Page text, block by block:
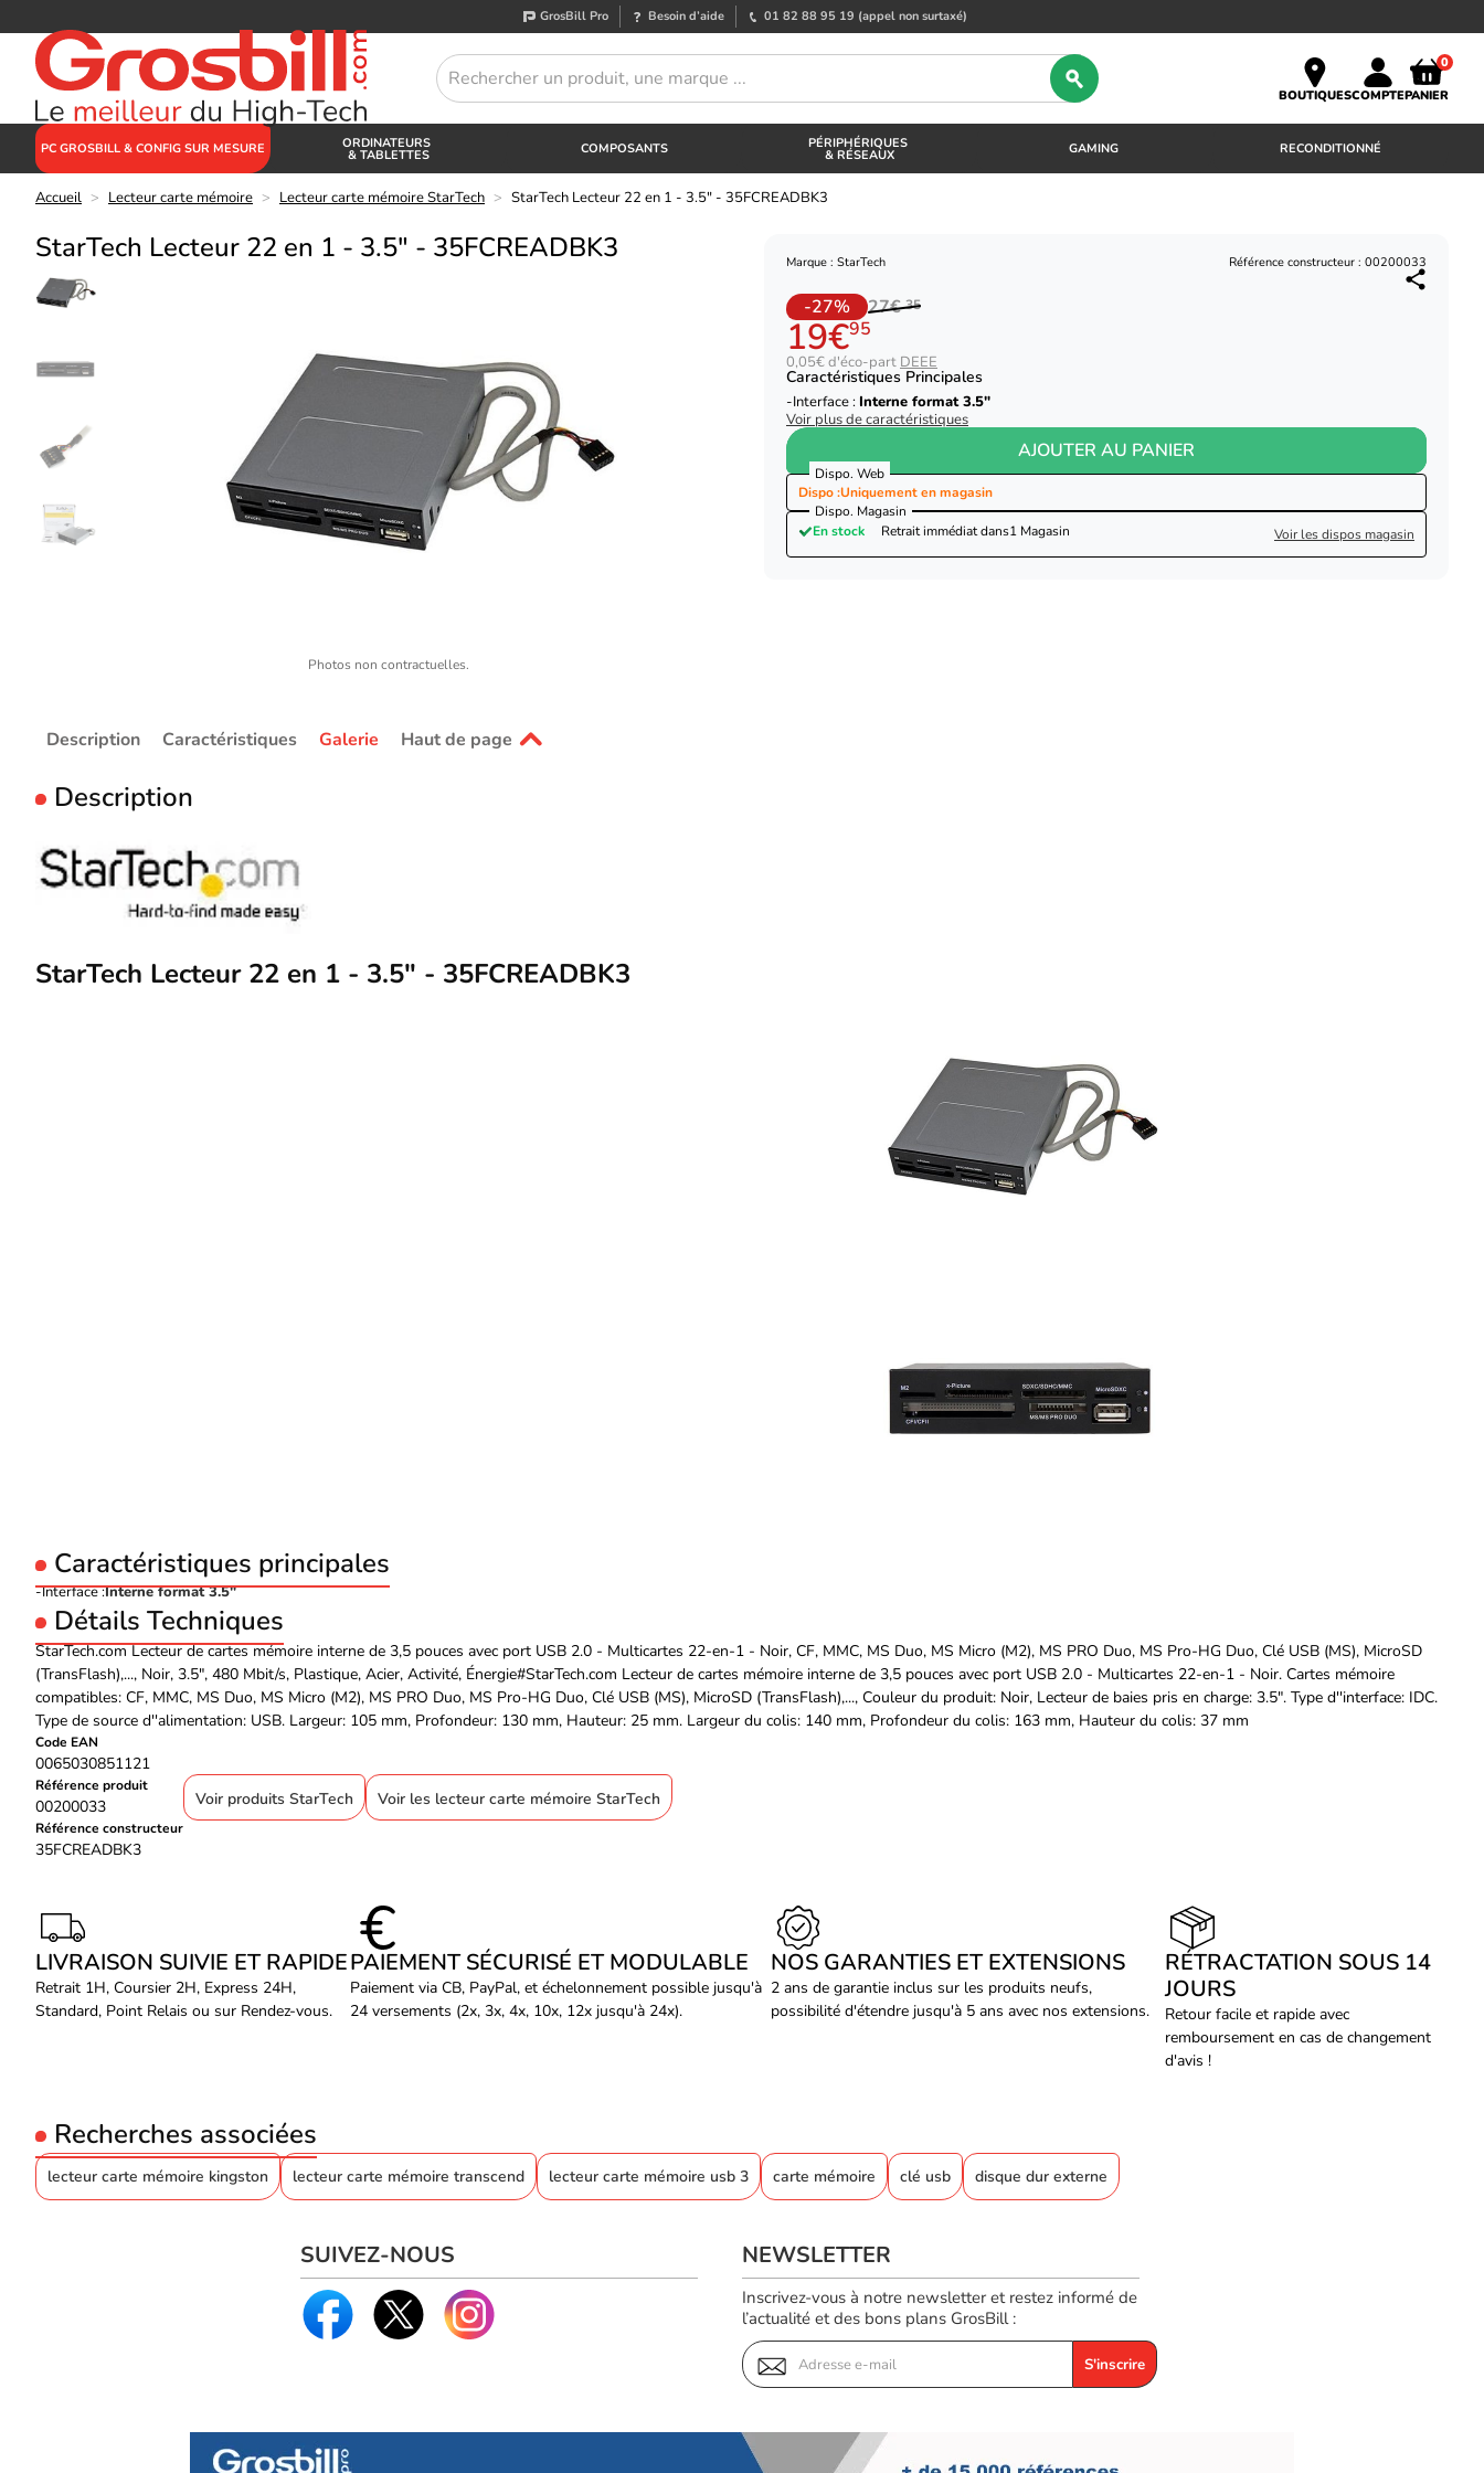
GrosBill Pro Besoin d’aide 01 82 88 95 19 (appel non surtaxé)
BOUTIQUESCOMPTE
0
PANIER
PC GROSBILL & CONFIG SUR MESURE ORDINATEURS
& TABLETTES COMPOSANTS PÉRIPHÉRIQUES
& RÉSEAUX GAMING RECONDITIONNÉ
Accueil > Lecteur carte mémoire > Lecteur carte mémoire StarTech > StarTech Lecteur 22 en 1 - 3.5" - 35FCREADBK3
StarTech Lecteur 22 en 1 - 3.5" - 35FCREADBK3
Photos non contractuelles.
Marque : StarTech Référence constructeur : 00200033
-27% 27€ 35
19€95
0,05€ d'éco-part DEEE
Caractéristiques Principales
Interface : Interne format 3.5"
Voir plus de caractéristiques
AJOUTER AU PANIER
Dispo. Web
Dispo :Uniquement en magasin
Dispo. Magasin
En stock
Retrait immédiat dans1 Magasin Voir les dispos magasin
Description Caractéristiques Galerie Haut de page
Description
StarTech Lecteur 22 en 1 - 3.5" - 35FCREADBK3
Caractéristiques principales
Interface :Interne format 3.5"
Détails Techniques
StarTech.com Lecteur de cartes mémoire interne de 3,5 pouces avec port USB 2.0 - Multicartes 22-en-1 - Noir, CF, MMC, MS Duo, MS Micro (M2), MS PRO Duo, MS Pro-HG Duo, Clé USB (MS), MicroSD
(TransFlash),..., Noir, 3.5", 480 Mbit/s, Plastique, Acier, Activité, Énergie#StarTech.com Lecteur de cartes mémoire interne de 3,5 pouces avec port USB 2.0 - Multicartes 22-en-1 - Noir. Cartes mémoire
compatibles: CF, MMC, MS Duo, MS Micro (M2), MS PRO Duo, MS Pro-HG Duo, Clé USB (MS), MicroSD (TransFlash),..., Couleur du produit: Noir, Lecteur de baies pris en charge: 3.5". Type d''interface: IDC.
Type de source d''alimentation: USB. Largeur: 105 mm, Profondeur: 130 mm, Hauteur: 25 mm. Largeur du colis: 140 mm, Profondeur du colis: 163 mm, Hauteur du colis: 37 mm
Code EAN
0065030851121
Référence produit
00200033
Référence constructeur
35FCREADBK3
Voir produits StarTech Voir les lecteur carte mémoire StarTech
LIVRAISON SUIVIE ET RAPIDE
Retrait 1H, Coursier 2H, Express 24H,
Standard, Point Relais ou sur Rendez-vous.
PAIEMENT SÉCURISÉ ET MODULABLE
Paiement via CB, PayPal, et échelonnement possible jusqu'à
24 versements (2x, 3x, 4x, 10x, 12x jusqu'à 24x).
NOS GARANTIES ET EXTENSIONS
2 ans de garantie inclus sur les produits neufs,
possibilité d'étendre jusqu'à 5 ans avec nos extensions.
RÉTRACTATION SOUS 14
JOURS
Retour facile et rapide avec
remboursement en cas de changement
d'avis !
Recherches associées
lecteur carte mémoire kingston lecteur carte mémoire transcend lecteur carte mémoire usb 3 carte mémoire clé usb disque dur externe
SUIVEZ-NOUS NEWSLETTER
Inscrivez-vous à notre newsletter et restez informé de
l’actualité et des bons plans GrosBill :
S'inscrire